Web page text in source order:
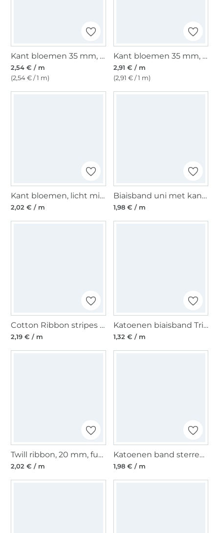
Kant bloemen 35 mm, rood
2,54 € / m
(2,54 € / 1 m)
Kant bloemen 35 mm, zwart
2,91 € / m
(2,91 € / 1 m)
Kant bloemen, licht mintgroen
2,02 € / m
Biaisband uni met kant, camel
1,98 € / m
Cotton Ribbon stripes 15 mm, blauw
2,19 € / m
Katoenen biaisband Triangle 20mm, gebroken wit
1,32 € / m
Twill ribbon, 20 mm, fuchsia
2,02 € / m
Katoenen band sterren, duivenblauw
1,98 € / m